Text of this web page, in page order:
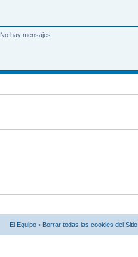
No hay mensajes
El Equipo • Borrar todas las cookies del Sitio